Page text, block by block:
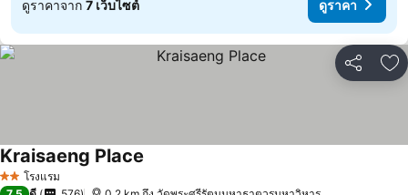
ดูราคาจาก 7 เว็บไซต์ ดูราคา
แชร์ เ
2 ดาวโรงแรม
Kraisaeng Place